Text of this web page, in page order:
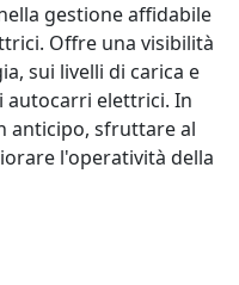
gestione affidabile
Offre una visibilità
sui livelli di carica e
autocarri elettrici. In
anticipo, sfruttare al
l'operatività della